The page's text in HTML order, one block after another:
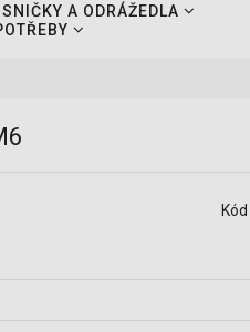
A ODRÁŽEDLA
Kód